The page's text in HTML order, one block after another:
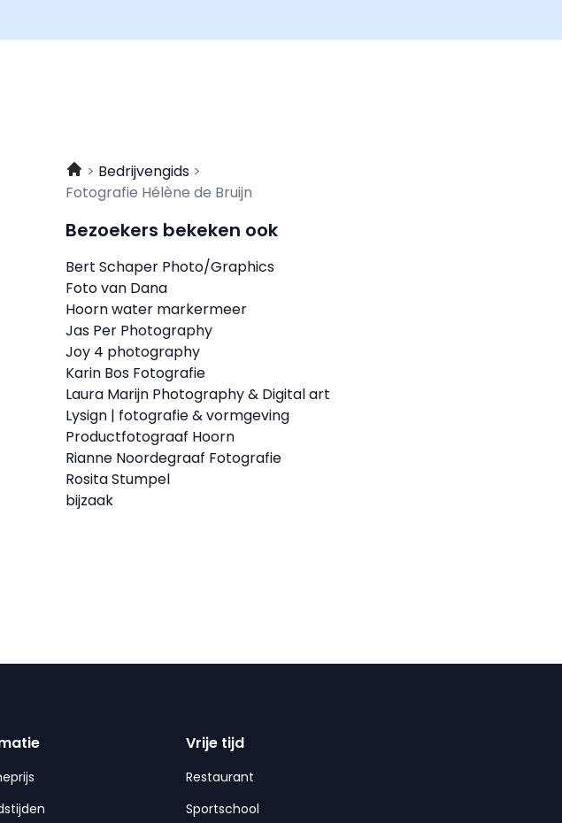
Bedrijvengids
Fotografie Hélène de Bruijn
Bezoekers bekeken ook
Bert Schaper Photo/Graphics
Foto van Dana
Hoorn water markermeer
Jas Per Photography
Joy 4 photography
Karin Bos Fotografie
Laura Marijn Photography & Digital art
Lysign | fotografie & vormgeving
Productfotograaf Hoorn
Rianne Noordegraaf Fotografie
Rosita Stumpel
bijzaak
Vrije tijd
Restaurant
Sportschool